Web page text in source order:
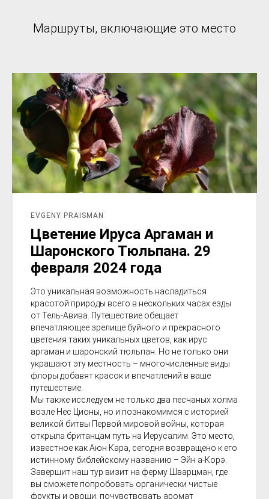
Маршруты, включающие это место
EVGENY PRAISMAN
Цветение Ируса Аргаман и
Шаронского Тюльпана. 29
февраля 2024 года
Это уникальная возможность насладиться
красотой природы всего в нескольких часах езды
от Тель-Авива. Путешествие обещает
впечатляющее зрелище буйного и прекрасного
цветения таких уникальных цветов, как ирус
аргаман и шаронский тюльпан. Но не только они
украшают эту местность – многочисленные виды
флоры добавят красок и впечатлений в ваше
путешествие.
Мы также исследуем не только два песчаных холма
возле Нес Ционы, но и познакомимся с историей
великой битвы Первой мировой войны, которая
открыла британцам путь на Иерусалим. Это место,
известное как Аюн Кара, сегодня возвращено к его
истинному библейскому названию – Эйн а-Корэ.
Завершит наш тур визит на ферму Шварцман, где
вы сможете попробовать органически чистые
фрукты и овощи, почувствовать аромат